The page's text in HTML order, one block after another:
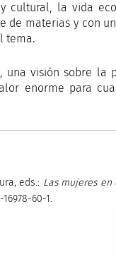
cultural, la vida
de materias y con
tema.
una visión sobre
enorme para
eds.: Las mujeres
60-1.